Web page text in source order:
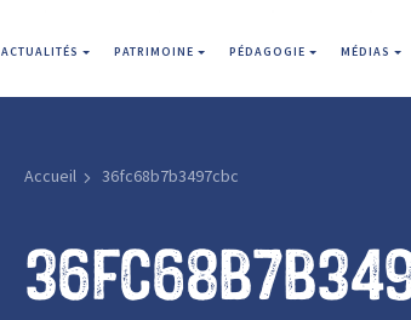
ACTUALITÉS PATRIMOINE PÉDAGOGIE MÉDIAS
Accueil 36fc68b7b3497cbc